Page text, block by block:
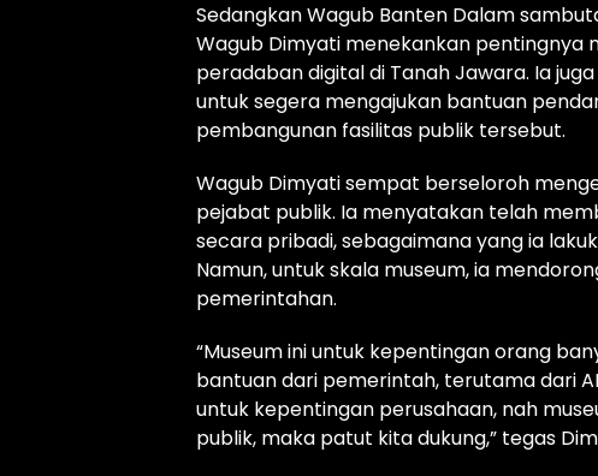
Sedangkan Wagub Banten Dalam
Wagub Dimyati menekankan pentingnya
peradaban digital di Tanah Jawara. Ia
untuk segera mengajukan bantuan
pembangunan fasilitas publik tersebut.
Wagub Dimyati sempat berseloroh
pejabat publik. Ia menyatakan telah
secara pribadi, sebagaimana yang ia
Namun, untuk skala museum, ia
pemerintahan.
“Museum ini untuk kepentingan orang
bantuan dari pemerintah, terutama dari
untuk kepentingan perusahaan, nah
publik, maka patut kita dukung,” tegas